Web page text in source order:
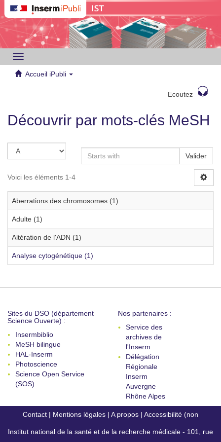
Toggle
navigation
Accueil iPubli
Ecoutez
Découvrir par mots-clés MeSH
Valider
Voici les éléments 1-4
Aberrations des chromosomes (1)
Adulte (1)
Altération de l'ADN (1)
Analyse cytogénétique (1)
Sites du DSO (département
Science Ouverte) :
Insermbiblio
MeSH bilingue
HAL-Inserm
Photoscience
Science Open Service
(SOS)
Nos partenaires :
Service des
archives de
l'Inserm
Délégation
Régionale
Inserm
Auvergne
Rhône Alpes
Contact | Mentions légales | A propos | Accessibilité (non
conforme)
Institut national de la santé et de la recherche médicale - 101, rue